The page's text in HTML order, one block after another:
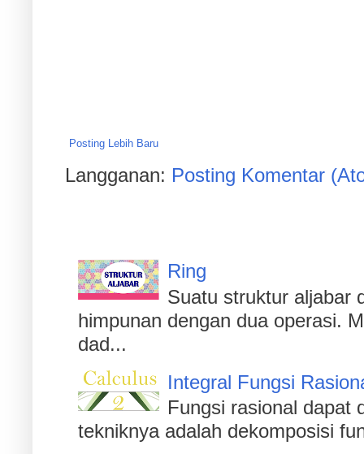
Posting Lebih Baru
Langganan: Posting Komentar
Ring
Suatu struktur aljabar
himpunan dengan dua operasi.
dad...
Integral Fungsi
Fungsi rasional dapat
tekniknya adalah dekomposisi